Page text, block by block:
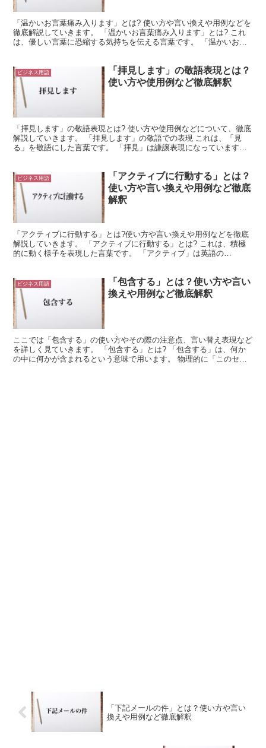
「温かいお言葉痛み入ります」とは? 使い方や言い換えや用例などを
徹底解説していきます。 「温かいお言葉痛み入ります」とは? これ
は、優しい言葉に恐縮する気持ちを伝える言葉です。 「温かいお言
ビジネス用語
「拝見します」の敬語表現とは？
使い方や使用例など徹底解釈
「拝見します」の敬語表現とは? 使い方や使用例などについて、徹底
解説していきます。 「拝見します」の敬語での表現 これは、「見
る」を敬語にした言葉です。 「拝見」は謙譲表現になっています。
ビジネス用語
「アクティブに行動する」とは？
使い方や言い換えや用例など徹底
解釈
「アクティブに行動する」とは?使い方や言い換えや用例などを徹底
解説していきます。 「アクティブに行動する」とは? これは、積極
的に動く様子を表現した言葉です。 「アクティブ」は英語の
ビジネス用語
「包含する」とは？使い方や言い
換えや用例など徹底解釈
ここでは「包含する」の使い方やその際の注意点、言い替え表現など
を詳しく見ていきます。 「包含する」とは? 「包含する」は、何か
の中に何かが含まれるという意味で用います。 物理的に「このセッ
「下記メールの件」とは？使い方や言い
換えや用例など徹底解釈